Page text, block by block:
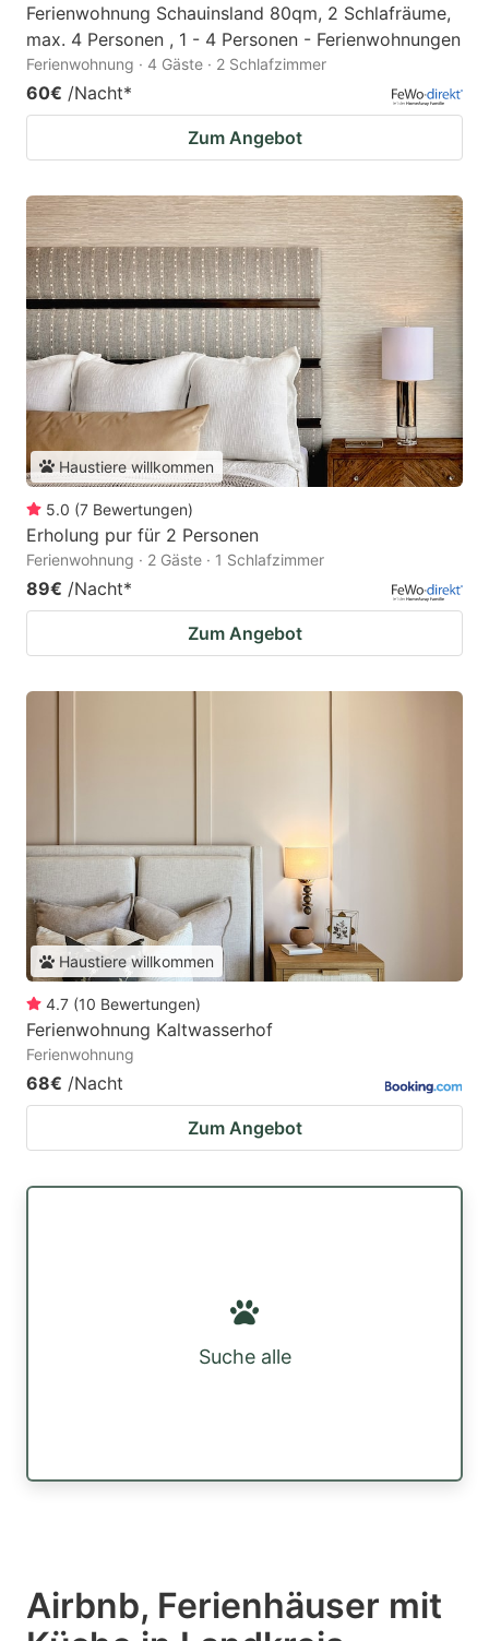
Ferienwohnung Schauinsland 80qm, 2 Schlafräume,
max. 4 Personen , 1 - 4 Personen - Ferienwohnungen
Ferienwohnung · 4 Gäste · 2 Schlafzimmer
60€ /Nacht*
Zum Angebot
Haustiere willkommen
5.0 (7 Bewertungen)
Erholung pur für 2 Personen
Ferienwohnung · 2 Gäste · 1 Schlafzimmer
89€ /Nacht*
Zum Angebot
Haustiere willkommen
4.7 (10 Bewertungen)
Ferienwohnung Kaltwasserhof
Ferienwohnung
68€ /Nacht
Zum Angebot
Suche alle
Airbnb, Ferienhäuser mit